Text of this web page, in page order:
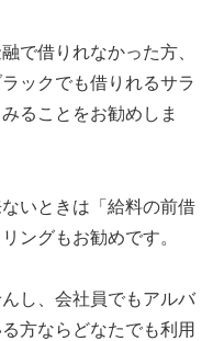
で借りれなかった方、
ックでも借りれるサラ
ることをお勧めしま
いときは「給料の前借
ングもお勧めです。
し、会社員でもアルバ
方ならどなたでも利用